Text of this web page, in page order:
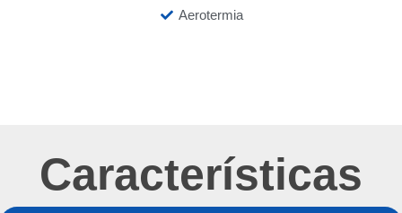
Aerotermia
Características